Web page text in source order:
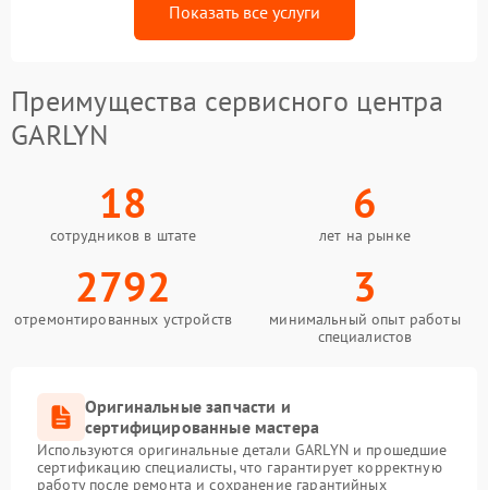
Показать все услуги
Преимущества сервисного центра
GARLYN
18
сотрудников в штате
6
лет на рынке
2792
отремонтированных устройств
3
минимальный опыт работы
специалистов
Оригинальные запчасти и
сертифицированные мастера
Используются оригинальные детали GARLYN и прошедшие
сертификацию специалисты, что гарантирует корректную
работу после ремонта и сохранение гарантийных